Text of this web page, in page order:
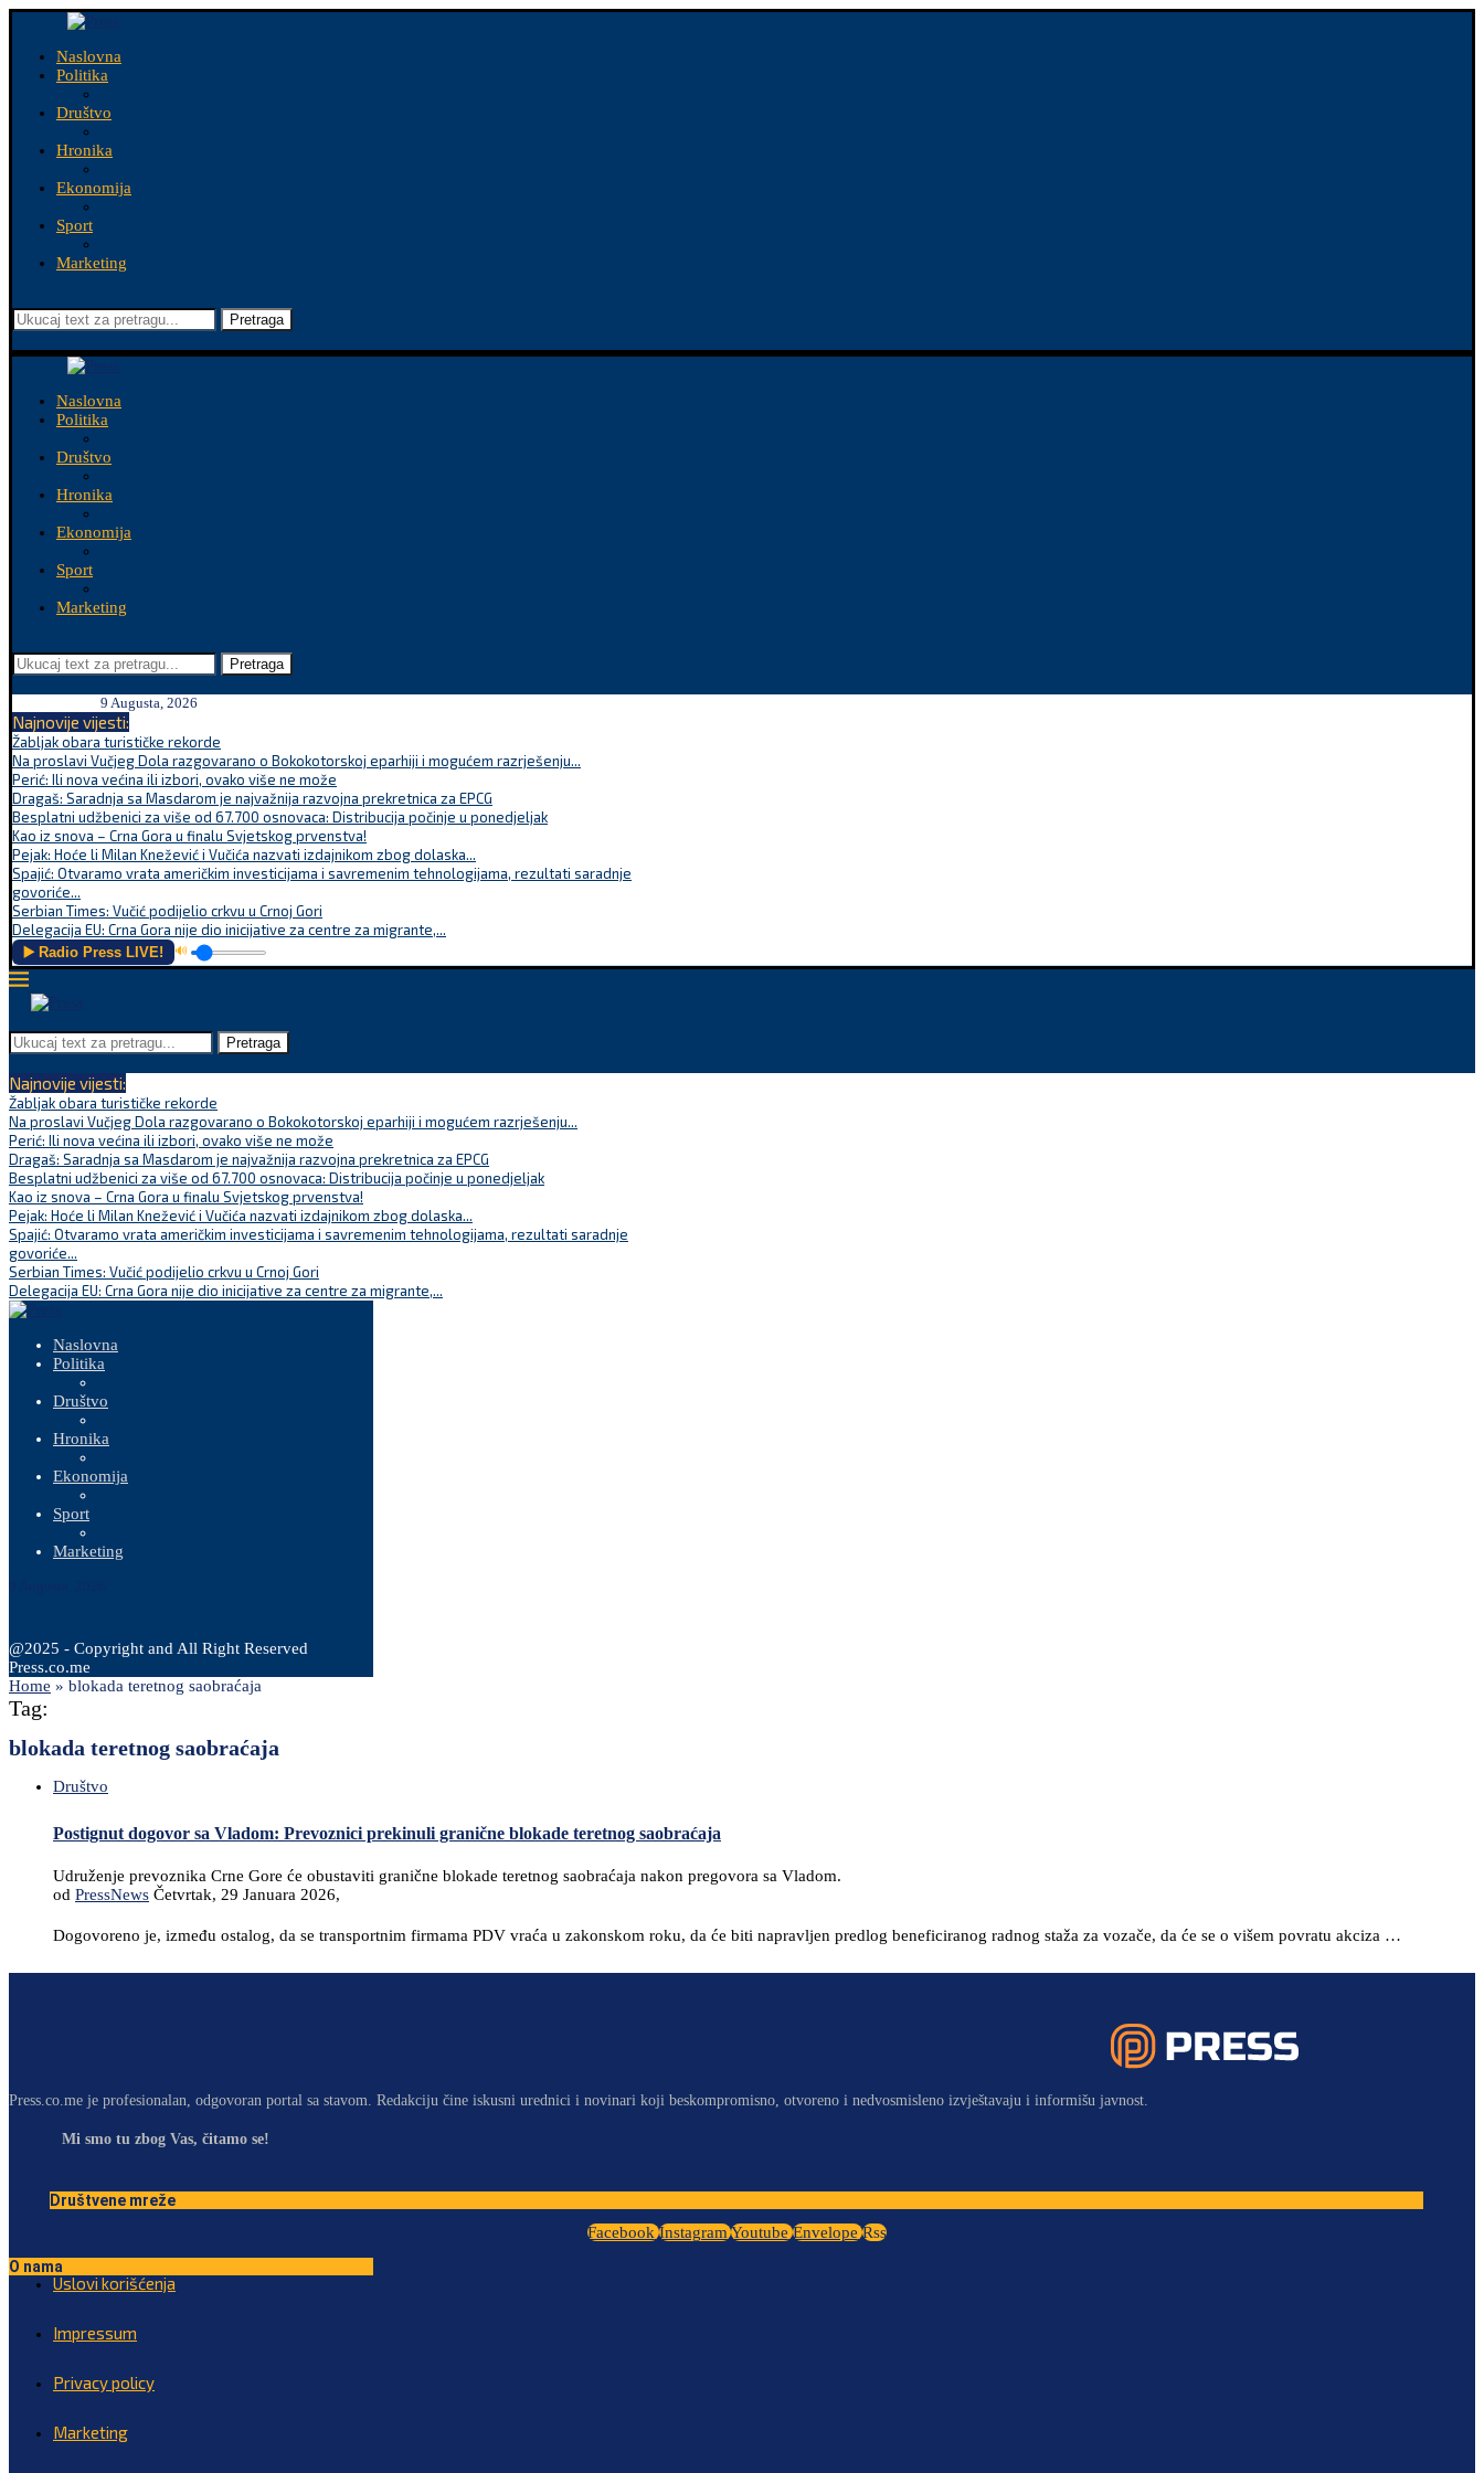
Naslovna
Politika
Društvo
Hronika
Ekonomija
Sport
Marketing
Pretraga
Naslovna
Politika
Društvo
Hronika
Ekonomija
Sport
Marketing
Pretraga
9 Augusta, 2026
Najnovije vijesti:
Žabljak obara turističke rekorde
Na proslavi Vučjeg Dola razgovarano o Bokokotorskoj eparhiji i mogućem razrješenju...
Perić: Ili nova većina ili izbori, ovako više ne može
Dragaš: Saradnja sa Masdarom je najvažnija razvojna prekretnica za EPCG
Besplatni udžbenici za više od 67.700 osnovaca: Distribucija počinje u ponedjeljak
Kao iz snova – Crna Gora u finalu Svjetskog prvenstva!
Pejak: Hoće li Milan Knežević i Vučića nazvati izdajnikom zbog dolaska...
Spajić: Otvaramo vrata američkim investicijama i savremenim tehnologijama, rezultati saradnje
govoriće...
Serbian Times: Vučić podijelio crkvu u Crnoj Gori
Delegacija EU: Crna Gora nije dio inicijative za centre za migrante,...
▶️ Radio Press LIVE! 🔊
Pretraga
Najnovije vijesti:
Žabljak obara turističke rekorde
Na proslavi Vučjeg Dola razgovarano o Bokokotorskoj eparhiji i mogućem razrješenju...
Perić: Ili nova većina ili izbori, ovako više ne može
Dragaš: Saradnja sa Masdarom je najvažnija razvojna prekretnica za EPCG
Besplatni udžbenici za više od 67.700 osnovaca: Distribucija počinje u ponedjeljak
Kao iz snova – Crna Gora u finalu Svjetskog prvenstva!
Pejak: Hoće li Milan Knežević i Vučića nazvati izdajnikom zbog dolaska...
Spajić: Otvaramo vrata američkim investicijama i savremenim tehnologijama, rezultati saradnje
govoriće...
Serbian Times: Vučić podijelio crkvu u Crnoj Gori
Delegacija EU: Crna Gora nije dio inicijative za centre za migrante,...
Naslovna
Politika
Društvo
Hronika
Ekonomija
Sport
Marketing
@2025 - Copyright and All Right Reserved
Press.co.me
Home » blokada teretnog saobraćaja
Tag:
blokada teretnog saobraćaja
Društvo
Postignut dogovor sa Vladom: Prevoznici prekinuli granične blokade teretnog saobraćaja
Udruženje prevoznika Crne Gore će obustaviti granične blokade teretnog saobraćaja nakon pregovora sa Vladom.
od PressNews Četvrtak, 29 Januara 2026,
Dogovoreno je, između ostalog, da se transportnim firmama PDV vraća u zakonskom roku, da će biti napravljen predlog beneficiranog radnog staža za vozače, da će se o višem povratu akciza …
Press.co.me je profesionalan, odgovoran portal sa stavom. Redakciju čine iskusni urednici i novinari koji beskompromisno, otvoreno i nedvosmisleno izvještavaju i informišu javnost.
Mi smo tu zbog Vas, čitamo se!
Društvene mreže
Facebook Instagram Youtube Envelope Rss
O nama
Uslovi korišćenja
Impressum
Privacy policy
Marketing